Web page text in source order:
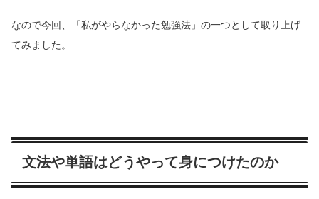
なので今回、「私がやらなかった勉強法」の一つとして取り上げ
てみました。
文法や単語はどうやって身につけたのか